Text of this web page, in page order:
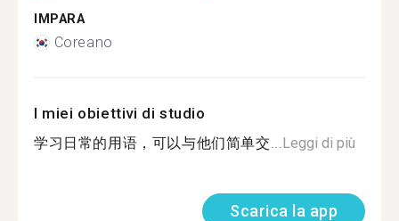
IMPARA
Coreano
I miei obiettivi di studio
学习日常的用语，可以与他们简单交...Leggi di più
Scarica la app